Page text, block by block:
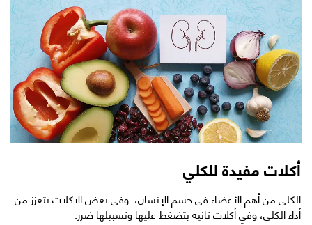
أكلات مفيدة للكلي
الكلى من أهم الأعضاء في جسم الإنسان، وفي بعض الاكلات بتعزز من
أداء الكلى، وفي أكلات تانية بتضغط عليها وتسببلها ضرر.